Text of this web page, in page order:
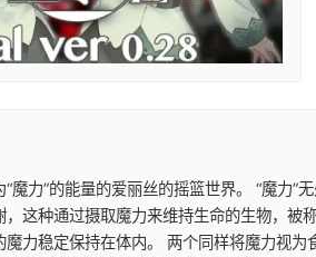
魔力”的能量的爱丽丝的摇篮世界。 “魔力
，这种通过摄取魔力来维持生命的生物，被
魔力稳定保持在体内。 两个同样将魔力视